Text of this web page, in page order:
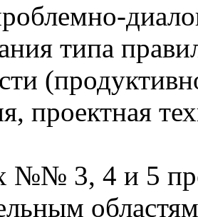
типа
проектная
№№ 3, 4 и 5